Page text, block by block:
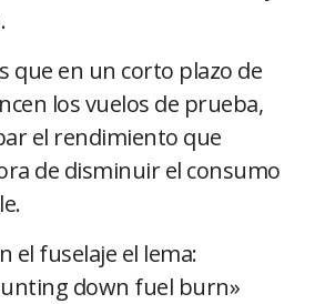
que en un corto plazo de
los vuelos de prueba,
el rendimiento que
de disminuir el consumo
el fuselaje el lema:
down fuel burn»